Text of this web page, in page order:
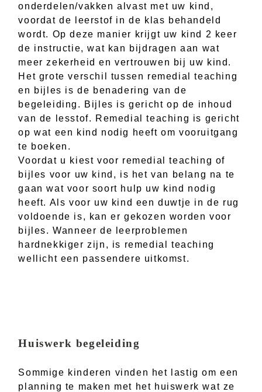
onderdelen/vakken alvast met uw kind,
voordat de leerstof in de klas behandeld
wordt. Op deze manier krijgt uw kind 2 keer
de instructie, wat kan bijdragen aan wat
meer zekerheid en vertrouwen bij uw kind.
Het grote verschil tussen remedial teaching
en bijles is de benadering van de
begeleiding. Bijles is gericht op de inhoud
van de lesstof. Remedial teaching is gericht
op wat een kind nodig heeft om vooruitgang
te boeken.
Voordat u kiest voor remedial teaching of
bijles voor uw kind, is het van belang na te
gaan wat voor soort hulp uw kind nodig
heeft. Als voor uw kind een duwtje in de rug
voldoende is, kan er gekozen worden voor
bijles. Wanneer de leerproblemen
hardnekkiger zijn, is remedial teaching
wellicht een passendere uitkomst.
Huiswerk begeleiding
Sommige kinderen vinden het lastig om een
planning te maken met het huiswerk wat ze